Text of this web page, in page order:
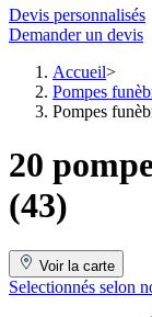
Devis personnalisés
Demander un devis
Accueil
Pompes
Pompes
20
(43)
Voir la carte
Selectionnés selon